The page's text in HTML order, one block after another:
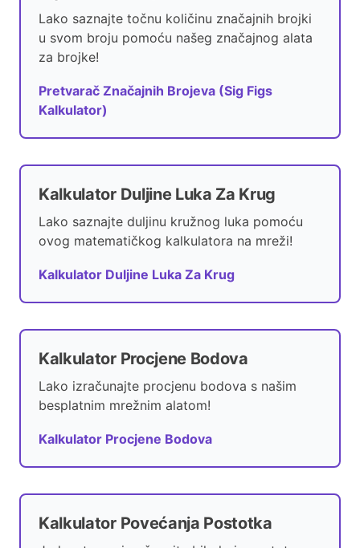
Lako saznajte točnu količinu značajnih brojki
u svom broju pomoću našeg značajnog alata
za brojke!
Pretvarač Značajnih Brojeva (Sig Figs
Kalkulator)
Kalkulator Duljine Luka Za Krug
Lako saznajte duljinu kružnog luka pomoću
ovog matematičkog kalkulatora na mreži!
Kalkulator Duljine Luka Za Krug
Kalkulator Procjene Bodova
Lako izračunajte procjenu bodova s našim
besplatnim mrežnim alatom!
Kalkulator Procjene Bodova
Kalkulator Povećanja Postotka